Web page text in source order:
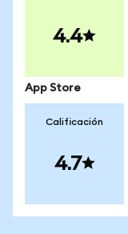
4.4
App Store
Calificación
4.7